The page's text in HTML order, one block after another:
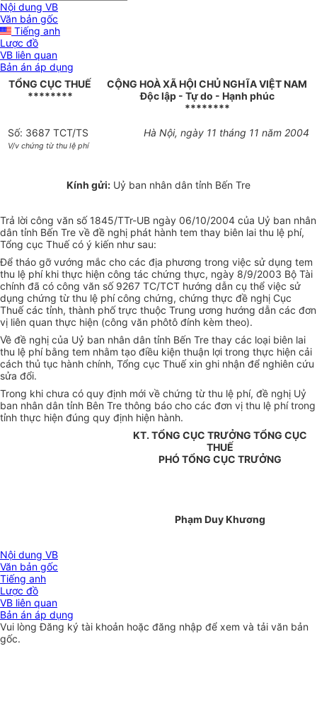
Nội dung VB
Văn bản gốc
Tiếng anh
Lược đồ
VB liên quan
Bản án áp dụng
TỔNG CỤC THUẾ
********
CỘNG HOÀ XÃ HỘI CHỦ NGHĨA VIỆT NAM
Độc lập - Tự do - Hạnh phúc
********
Số: 3687 TCT/TS
V/v chứng từ thu lệ phí
Hà Nội, ngày 11 tháng 11 năm 2004
Kính gửi: Uỷ ban nhân dân tỉnh Bến Tre
Trả lời công văn số 1845/TTr-UB ngày 06/10/2004 của Uỷ ban nhân
dân tỉnh Bến Tre về đề nghị phát hành tem thay biên lai thu lệ phí,
Tổng cục Thuế có ý kiến như sau:
Để tháo gỡ vướng mắc cho các địa phương trong việc sử dụng tem
thu lệ phí khi thực hiện công tác chứng thực, ngày 8/9/2003 Bộ Tài
chính đã có công văn số 9267 TC/TCT hướng dẫn cụ thể việc sử
dụng chứng từ thu lệ phí công chứng, chứng thực đề nghị Cục
Thuế các tỉnh, thành phố trực thuộc Trung ương hướng dẫn các đơn
vị liên quan thực hiện (công văn phôtô đính kèm theo).
Về đề nghị của Uỷ ban nhân dân tỉnh Bến Tre thay các loại biên lai
thu lệ phí bằng tem nhằm tạo điều kiện thuận lợi trong thực hiện cải
cách thủ tục hành chính, Tổng cục Thuế xin ghi nhận để nghiên cứu
sửa đổi.
Trong khi chưa có quy định mới về chứng từ thu lệ phí, đề nghị Uỷ
ban nhân dân tỉnh Bên Tre thông báo cho các đơn vị thu lệ phí trong
tỉnh thực hiện đúng quy định hiện hành.
KT. TỔNG CỤC TRƯỞNG TỔNG CỤC
THUẾ
PHÓ TỔNG CỤC TRƯỞNG
Phạm Duy Khương
Nội dung VB
Văn bản gốc
Tiếng anh
Lược đồ
VB liên quan
Bản án áp dụng
Vui lòngĐăng ký tài khoản hoặc đăng nhập để xem và tải văn bản
gốc.